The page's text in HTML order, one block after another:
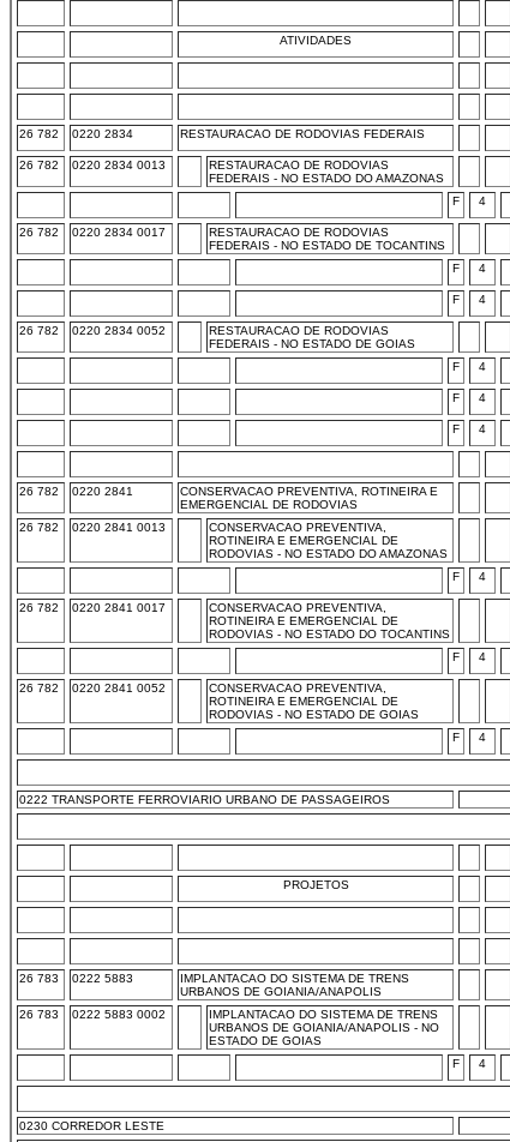
ATIVIDADES
26 782 0220 2834 RESTAURACAO DE RODOVIAS FEDERAIS
26 782 0220 2834 0013
RESTAURACAO DE RODOVIAS
FEDERAIS - NO ESTADO DO AMAZONAS
F 4
26 782 0220 2834 0017
RESTAURACAO DE RODOVIAS
FEDERAIS - NO ESTADO DE TOCANTINS
F 4
F 4
26 782 0220 2834 0052
RESTAURACAO DE RODOVIAS
FEDERAIS - NO ESTADO DE GOIAS
F 4
F 4
F 4
26 782 0220 2841
CONSERVACAO PREVENTIVA, ROTINEIRA E
EMERGENCIAL DE RODOVIAS
26 782 0220 2841 0013
CONSERVACAO PREVENTIVA,
ROTINEIRA E EMERGENCIAL DE
RODOVIAS - NO ESTADO DO AMAZONAS
F 4
26 782 0220 2841 0017
CONSERVACAO PREVENTIVA,
ROTINEIRA E EMERGENCIAL DE
RODOVIAS - NO ESTADO DO TOCANTINS
F 4
26 782 0220 2841 0052
CONSERVACAO PREVENTIVA,
ROTINEIRA E EMERGENCIAL DE
RODOVIAS - NO ESTADO DE GOIAS
F 4
0222 TRANSPORTE FERROVIARIO URBANO DE PASSAGEIROS
PROJETOS
26 783 0222 5883
IMPLANTACAO DO SISTEMA DE TRENS
URBANOS DE GOIANIA/ANAPOLIS
26 783 0222 5883 0002
IMPLANTACAO DO SISTEMA DE TRENS
URBANOS DE GOIANIA/ANAPOLIS - NO
ESTADO DE GOIAS
F 4
0230 CORREDOR LESTE